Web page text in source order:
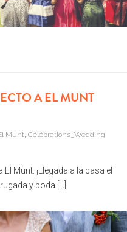
A EL MUNT
Munt Célébrations_Wedding
Munt. ¡Llegada a la casa el
y boda [...]